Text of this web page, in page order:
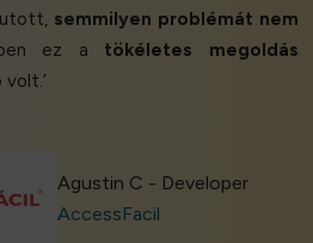
semmilyen problémát nem
ez a tökéletes megoldás
volt.’
Agustin C - Developer
AccessFacil